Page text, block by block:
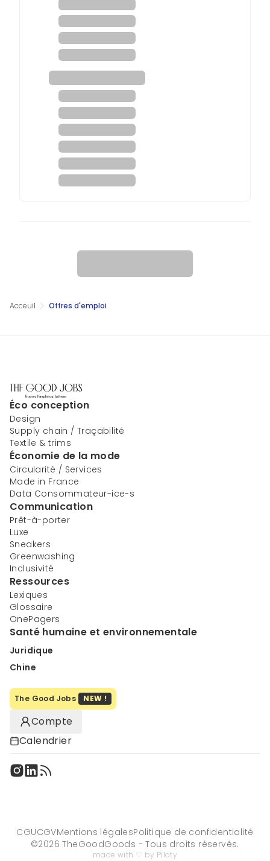
Acceuil Offres d'emploi
Éco conception
Design
Supply chain / Traçabilité
Textile & trims
Économie de la mode
Circularité / Services
Made in France
Data Consommateur-ice-s
Communication
Prêt-à-porter
Luxe
Sneakers
Greenwashing
Inclusivité
Ressources
Lexiques
Glossaire
OnePagers
Santé humaine et environnementale
Juridique
Chine
The Good Jobs NEW !
Compte
Calendrier
CGUCGVMentions légalesPolitique de confidentialité
©2026 TheGoodGoods - Tous droits réservés.
made with ♡ by Piloty